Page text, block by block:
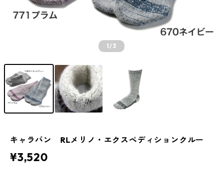
1/3
キャラバン RLメリノ・エクスペディションクルー
¥3,520